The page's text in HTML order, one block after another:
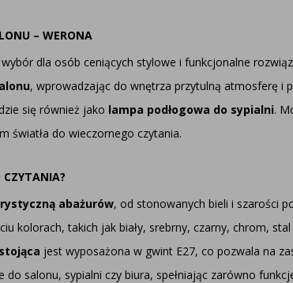
– WERONA
dla osób ceniących stylowe i funkcjonalne
, wprowadzając do wnętrza przytulną atmosferę i
się również jako lampa podłogowa do sypialni.
światła do wieczornego czytania.
CZYTANIA?
abażurów, od stonowanych bieli i szarości
kolorach, takich jak biały, srebrny, czarny, chrom,
jest wyposażona w gwint E27, co pozwala na
salonu, sypialni czy biura, spełniając zarówno